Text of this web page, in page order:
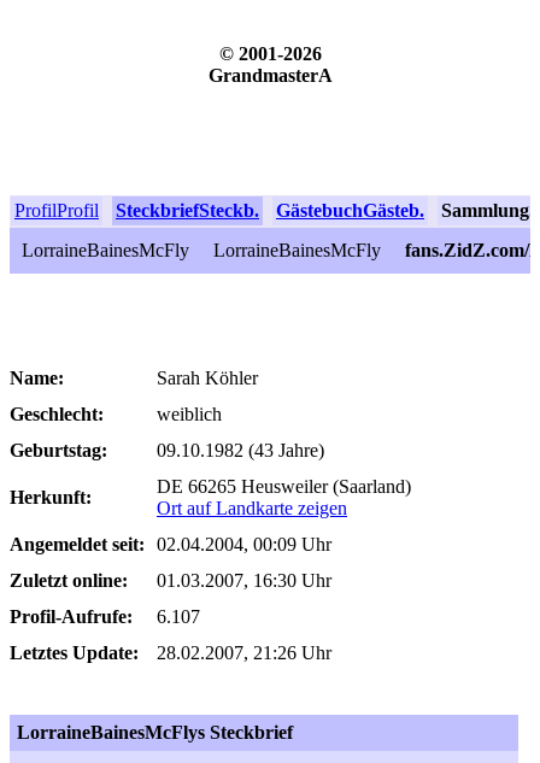
© 2001-2026
GrandmasterA
ProfilProfil SteckbriefSteckb. GästebuchGästeb. Sammlung
LorraineBainesMcFly
LorraineBainesMcFly fans.ZidZ.com/
Name:
Sarah Köhler
Geschlecht:
weiblich
Geburtstag:
09.10.1982 (43 Jahre)
Herkunft:
DE 66265 Heusweiler (Saarland)
Ort auf Landkarte zeigen
Angemeldet seit:
02.04.2004, 00:09 Uhr
Zuletzt online:
01.03.2007, 16:30 Uhr
Profil-Aufrufe:
6.107
Letztes Update:
28.02.2007, 21:26 Uhr
LorraineBainesMcFlys Steckbrief